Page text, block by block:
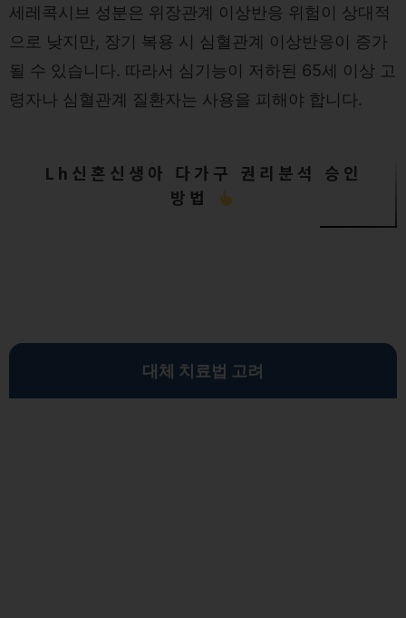
세레콕시브 성분은 위장관계 이상반응 위험이 상대적
으로 낮지만, 장기 복용 시 심혈관계 이상반응이 증가
될 수 있습니다. 따라서 심기능이 저하된 65세 이상 고
령자나 심혈관계 질환자는 사용을 피해야 합니다.
Lh신혼신생아 다가구 권리분석 승인
방법
대체 치료법 고려